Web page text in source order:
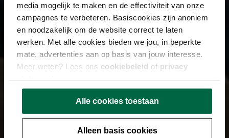
media mogelijk te maken en de effectiviteit van onze
campagnes te verbeteren. Basiscookies zijn anoniem
en noodzakelijk om de website correct te laten
werken. Met alle cookies bieden we jou, in beperkte
mate, advertenties aan op basis van jouw interesse.
Meer weten? Lees ons cookiebeleid of privacy
Alle cookies toestaan
Alleen basis cookies